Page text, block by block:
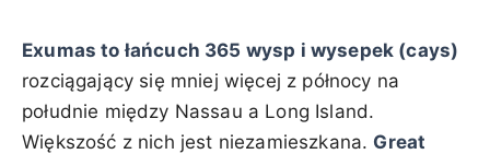
Exumas to łańcuch 365 wysp i wysepek (cays)
rozciągający się mniej więcej z północy na
południe między Nassau a Long Island.
Większość z nich jest niezamieszkana. Great